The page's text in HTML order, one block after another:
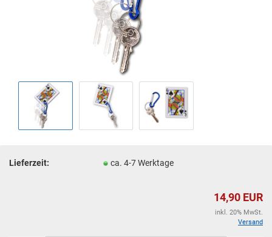
Lieferzeit: ca. 4-7 Werktage
14,90 EUR
inkl. 20% MwSt.
Versand